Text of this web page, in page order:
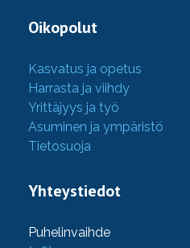
Oikopolut
Kasvatus ja opetus
Harrasta ja viihdy
Yrittäjyys ja työ
Asuminen ja ympäristö
Tietosuoja
Yhteystiedot
Puhelinvaihde